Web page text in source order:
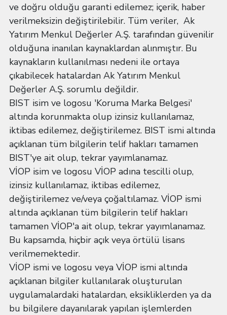
ve doğru olduğu garanti edilemez; içerik, haber
verilmeksizin değiştirilebilir. Tüm veriler, Ak
Yatırım Menkul Değerler A.Ş. tarafından güvenilir
olduğuna inanılan kaynaklardan alınmıştır. Bu
kaynakların kullanılması nedeni ile ortaya
çıkabilecek hatalardan Ak Yatırım Menkul
Değerler A.Ş. sorumlu değildir.
BIST isim ve logosu 'Koruma Marka Belgesi'
altında korunmakta olup izinsiz kullanılamaz,
iktibas edilemez, değiştirilemez. BIST ismi altında
açıklanan tüm bilgilerin telif hakları tamamen
BIST'ye ait olup, tekrar yayımlanamaz.
VİOP isim ve logosu VİOP adına tescilli olup,
izinsiz kullanılamaz, iktibas edilemez,
değiştirilemez ve/veya çoğaltılamaz. VİOP ismi
altında açıklanan tüm bilgilerin telif hakları
tamamen VİOP'a ait olup, tekrar yayımlanamaz.
Bu kapsamda, hiçbir açık veya örtülü lisans
verilmemektedir.
VİOP ismi ve logosu veya VİOP ismi altında
açıklanan bilgiler kullanılarak oluşturulan
uygulamalardaki hatalardan, eksikliklerden ya da
bu bilgilere dayanılarak yapılan işlemlerden